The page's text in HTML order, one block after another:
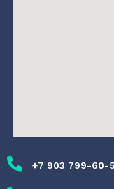
+7 903 799-60-